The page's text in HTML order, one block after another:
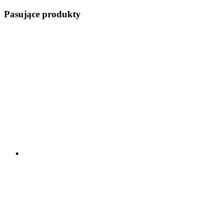
Pasujące produkty